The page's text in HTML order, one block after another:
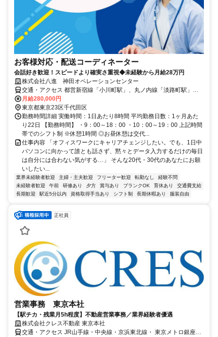
お客様対応・配送コーディネーター
会話好き歓迎！スピードより確実さ重視◆未経験から月給28万円
株式会社八進 神田オペレーションセンター
交通・アクセス 都営新宿線「小川町駅」、丸ノ内線「淡路町駅」徒
歩1分、「秋葉原駅」・「神田駅」から徒歩10分
月給280,000円
東京都東京23区千代田区
勤務時間詳細 実働時間：1日あたり8時間 平均勤務日数：1ヶ月あた
り22日 【勤務時間】 ・9：00～18：00 ・10：00～19：00 上記時間
帯でのシフト制 ※休憩1時間 ◎お昼休憩は交代...
仕事内容 「オフィスワークにキャリアチェンジしたい。でも、1日中
パソコンに向かって誰とも話さず、黙々とデータ入力するだけの毎日
は自分には合わない気がする…」 そんな20代・30代のあなたにお願
いしたい...
業界未経験者歓迎 主婦・主夫歓迎 フリーター歓迎 転勤なし
経験不問
未経験者歓迎
午前 研修あり 夕方 賞与あり ブランクOK 育休あり
交通費支給
長期歓迎
駅近5分以内 資格取得手当あり シフト制 長期休暇あり 服装自由
正社員
営業事務 東京本社
【駅チカ・残業月5h程度】不動産営業事務／業界経験者優遇
株式会社クレス不動産 東京本社
交通・アクセス JR山手線・中央線・京浜東北線・ 東京メトロ銀座線